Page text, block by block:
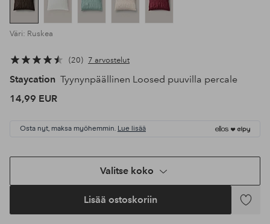
Väri: Ruskea
20 7 arvostelut
Staycation Tyynynpäällinen Loosed puuvilla percale
14,99 EUR
Osta nyt, maksa myöhemmin. Lue lisää
Valitse koko
Lisää ostoskoriin
Lisää